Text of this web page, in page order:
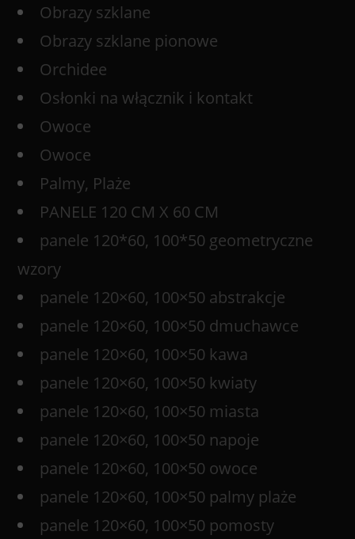
Obrazy szklane
Obrazy szklane pionowe
Orchidee
Osłonki na włącznik i kontakt
Owoce
Owoce
Palmy, Plaże
PANELE 120 CM X 60 CM
panele 120*60, 100*50 geometryczne
wzory
panele 120×60, 100×50 abstrakcje
panele 120×60, 100×50 dmuchawce
panele 120×60, 100×50 kawa
panele 120×60, 100×50 kwiaty
panele 120×60, 100×50 miasta
panele 120×60, 100×50 napoje
panele 120×60, 100×50 owoce
panele 120×60, 100×50 palmy plaże
panele 120×60, 100×50 pomosty